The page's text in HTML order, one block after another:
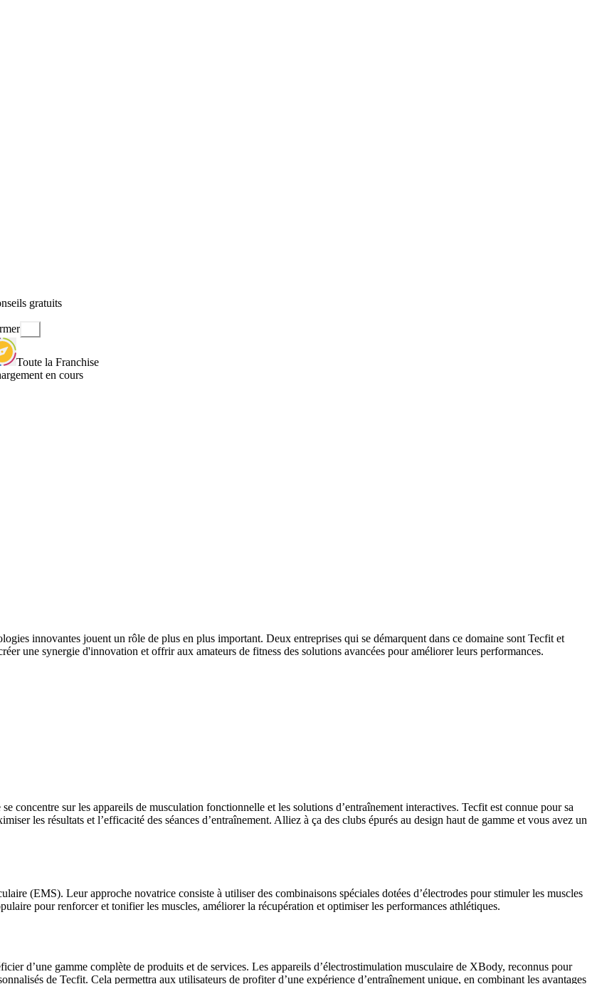
gratuits
Toute la Franchise
en cours
innovantes jouent un rôle de plus en plus important. Deux entreprises qui se démarquent dans ce domaine sont Tecfit et
une synergie d'innovation et offrir aux amateurs de fitness des solutions avancées pour améliorer leurs performances.
concentre sur les appareils de musculation fonctionnelle et les solutions d’entraînement interactives. Tecfit est connue pour sa
les résultats et l’efficacité des séances d’entraînement. Alliez à ça des clubs épurés au design haut de gamme et vous avez un
(EMS). Leur approche novatrice consiste à utiliser des combinaisons spéciales dotées d’électrodes pour stimuler les muscles
pour renforcer et tonifier les muscles, améliorer la récupération et optimiser les performances athlétiques.
d’une gamme complète de produits et de services. Les appareils d’électrostimulation musculaire de XBody, reconnus pour
de Tecfit. Cela permettra aux utilisateurs de profiter d’une expérience d’entraînement unique, en combinant les avantages